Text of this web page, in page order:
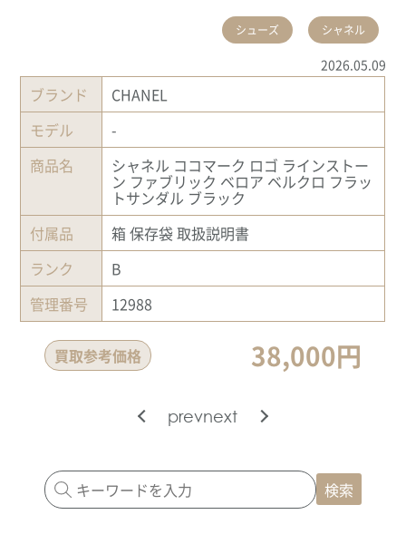
シューズ シャネル
2026.05.09
ブランド
CHANEL
モデル
-
商品名
シャネル ココマーク ロゴ ラインストー
ン ファブリック ベロア ベルクロ フラッ
トサンダル ブラック
付属品
箱 保存袋 取扱説明書
ランク
B
管理番号
12988
買取参考価格 38,000円
prevnext
検索